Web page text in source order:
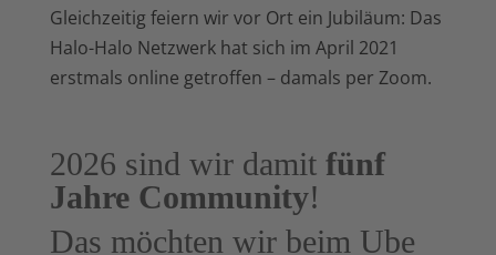
Gleichzeitig feiern wir vor Ort ein Jubiläum: Das
Halo-Halo Netzwerk hat sich im April 2021
erstmals online getroffen – damals per Zoom.
2026 sind wir damit fünf
Jahre Community!
Das möchten wir beim Ube